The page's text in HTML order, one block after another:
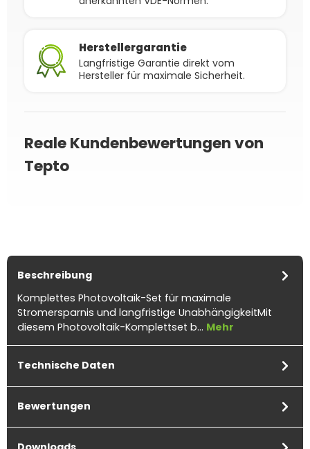
Herstellergarantie
Langfristige Garantie direkt vom
Hersteller für maximale Sicherheit.
Reale Kundenbewertungen von
Tepto
Beschreibung
Komplettes Photovoltaik-Set für maximale
Stromersparnis und langfristige UnabhängigkeitMit
diesem Photovoltaik-Komplettset b… Mehr
Technische Daten
Bewertungen